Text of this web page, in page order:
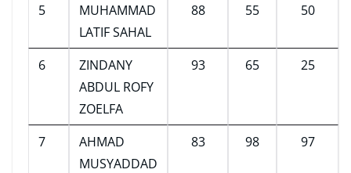
5
MUHAMMAD
LATIF SAHAL
88 55 50
6
ZINDANY
ABDUL ROFY
ZOELFA
93 65 25
7
AHMAD
MUSYADDAD
83 98 97